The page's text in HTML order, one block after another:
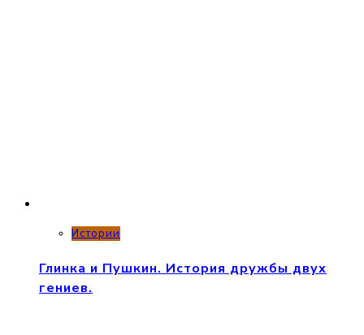
Истории
Глинка и Пушкин. История дружбы двух
гениев.